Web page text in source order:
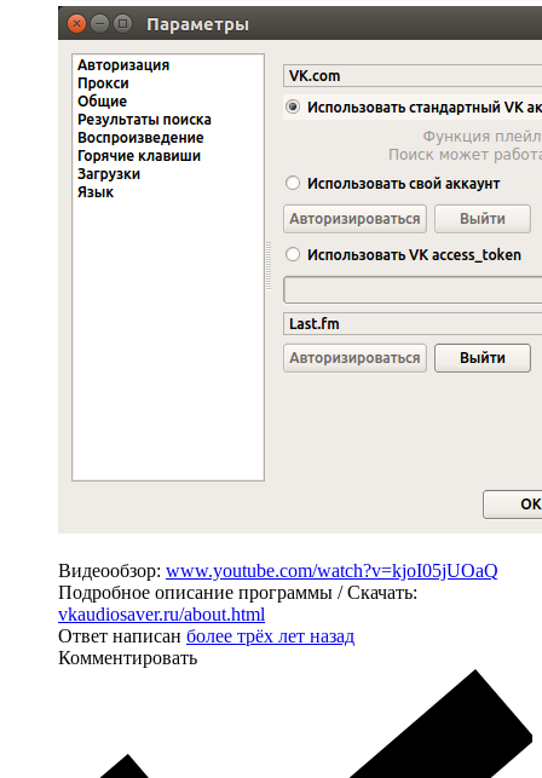
Видеообзор: www.youtube.com/watch?v=kjoI05jUOaQ
Подробное описание программы / Скачать:
vkaudiosaver.ru/about.html
Ответ написан более трёх лет назад
Комментировать